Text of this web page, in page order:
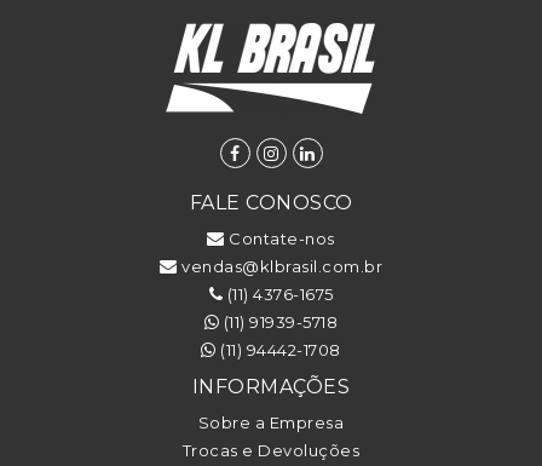
FALE CONOSCO
Contate-nos
vendas@klbrasil.com.br
(11) 4376-1675
(11) 91939-5718
(11) 94442-1708
INFORMAÇÕES
Sobre a Empresa
Trocas e Devoluções